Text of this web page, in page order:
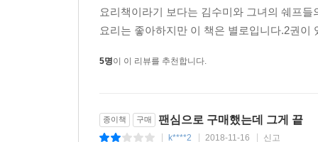
요리책이라기 보다는 김수미와 그녀의 쉐프
요리는 좋아하지만 이 책은 별로입니다.2권
5명이 이 리뷰를 추천합니다.
종이책 구매 팬심으로 구매했는데 그게 끝
k****2 2018-11-16 신고